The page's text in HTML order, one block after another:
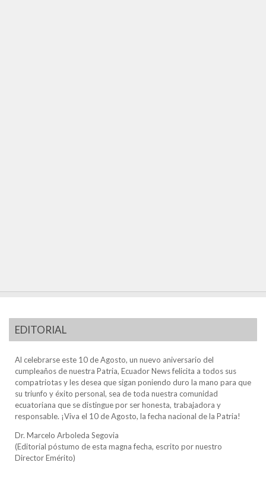
EDITORIAL
Al celebrarse este 10 de Agosto, un nuevo aniversario del
cumpleaños de nuestra Patria, Ecuador News felicita a todos sus
compatriotas y les desea que sigan poniendo duro la mano para que
su triunfo y éxito personal, sea de toda nuestra comunidad
ecuatoriana que se distingue por ser honesta, trabajadora y
responsable. ¡Viva el 10 de Agosto, la fecha nacional de la Patria!
Dr. Marcelo Arboleda Segovia
(Editorial póstumo de esta magna fecha, escrito por nuestro
Director Emérito)